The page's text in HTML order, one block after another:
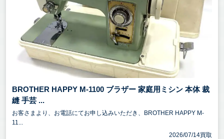
BROTHER HAPPY M-1100 ブラザー 家庭用ミシン 本体 裁
縫 手芸 ...
お客さまより、お電話にてお申し込みいただき、BROTHER HAPPY M-
11...
2026/07/14買取